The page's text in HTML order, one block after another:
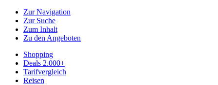
Zur Navigation
Zur Suche
Zum Inhalt
Zu den Angeboten
Shopping
Deals 2.000+
Tarifvergleich
Reisen